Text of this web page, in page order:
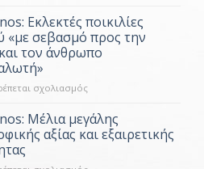
Μια
με
άρωμα
Εκλεκτές ποικιλίες
«με σεβασμό προς την
τον άνθρωπο
σχολιασμόςστο
Εκλεκτές
ποικιλίες
μελιού
Μέλια μεγάλης
αξίας και εξαιρετικής